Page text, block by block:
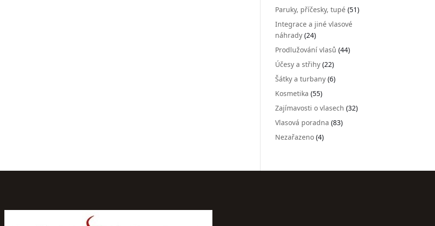
Paruky, příčesky, tupé (51)
Integrace a jiné vlasové
náhrady (24)
Prodlužování vlasů (44)
Účesy a střihy (22)
Šátky a turbany (6)
Kosmetika (55)
Zajímavosti o vlasech (32)
Vlasová poradna (83)
Nezařazeno (4)